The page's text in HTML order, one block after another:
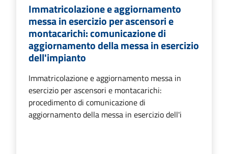
Immatricolazione e aggiornamento
messa in esercizio per ascensori e
montacarichi: comunicazione di
aggiornamento della messa in esercizio
dell'impianto
Immatricolazione e aggiornamento messa in
esercizio per ascensori e montacarichi:
procedimento di comunicazione di
aggiornamento della messa in esercizio dell'i